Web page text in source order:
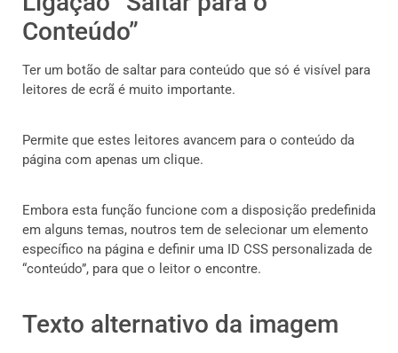
Conteúdo”
Ter um botão de saltar para conteúdo que só é visível para
leitores de ecrã é muito importante.
Permite que estes leitores avancem para o conteúdo da
página com apenas um clique.
Embora esta função funcione com a disposição predefinida
em alguns temas, noutros tem de selecionar um elemento
específico na página e definir uma ID CSS personalizada de
“conteúdo”, para que o leitor o encontre.
Texto alternativo da imagem